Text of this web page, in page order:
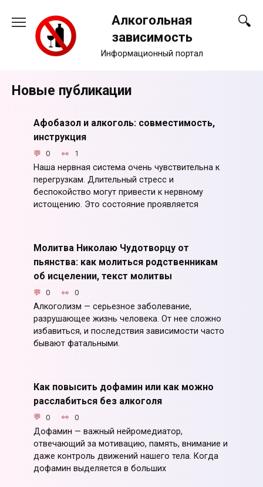
содержанию
Алкогольная
зависимость
Информационный портал
Новые публикации
Афобазол и алкоголь: совместимость,
инструкция
0 1
Наша нервная система очень чувствительна к
перегрузкам. Длительный стресс и
беспокойство могут привести к нервному
истощению. Это состояние проявляется
Молитва Николаю Чудотворцу от
пьянства: как молиться родственникам
об исцелении, текст молитвы
0 0
Алкоголизм — серьезное заболевание,
разрушающее жизнь человека. От нее сложно
избавиться, и последствия зависимости часто
бывают фатальными.
Как повысить дофамин или как можно
расслабиться без алкоголя
0 0
Дофамин — важный нейромедиатор,
отвечающий за мотивацию, память, внимание и
даже контроль движений нашего тела. Когда
дофамин выделяется в больших